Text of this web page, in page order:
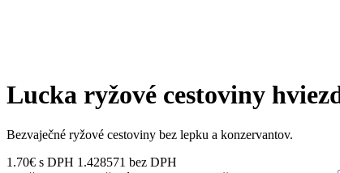
Lucka ryžové cestoviny
Bezvaječné ryžové cestoviny bez lepku a konzervantov.
1.70€ s DPH 1.428571 bez DPH